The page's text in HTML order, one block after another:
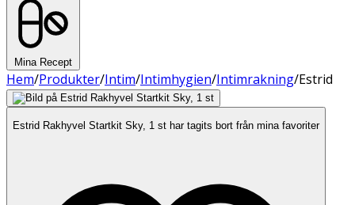
Mina Recept
Hem/Produkter/Intim/Intimhygien/Intimrakning/Estrid
Estrid Rakhyvel Startkit Sky, 1 st har tagits bort från mina favoriter